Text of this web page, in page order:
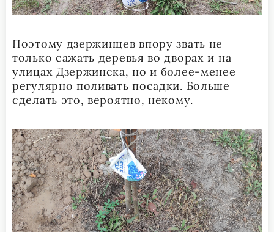
Поэтому дзержинцев впору звать не
только сажать деревья во дворах и на
улицах Дзержинска, но и более-менее
регулярно поливать посадки. Больше
сделать это, вероятно, некому.